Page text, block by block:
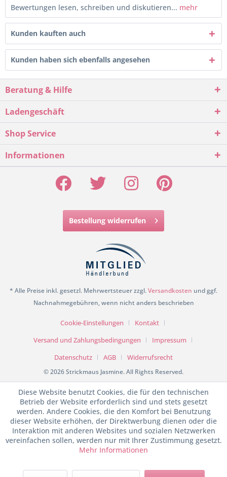
Bewertungen lesen, schreiben und diskutieren... mehr
Kunden kauften auch
Kunden haben sich ebenfalls angesehen
Beratung & Hilfe
Ladengeschäft
Shop Service
Informationen
Bestellung widerrufen
* Alle Preise inkl. gesetzl. Mehrwertsteuer zzgl.Versandkosten und ggf.
Nachnahmegebühren, wenn nicht anders beschrieben
Cookie-Einstellungen
Kontakt
Versand und Zahlungsbedingungen
Impressum
Datenschutz
AGB Widerrufsrecht
© 2026 Strickmaus Jasmine. All Rights Reserved.
Diese Website benutzt Cookies, die für den technischen
Betrieb der Website erforderlich sind und stets gesetzt
werden. Andere Cookies, die den Komfort bei Benutzung
dieser Website erhöhen, der Direktwerbung dienen oder die
Interaktion mit anderen Websites und sozialen Netzwerken
vereinfachen sollen, werden nur mit Ihrer Zustimmung gesetzt.
Mehr Informationen
SEHR GUT (4.98 / 5)